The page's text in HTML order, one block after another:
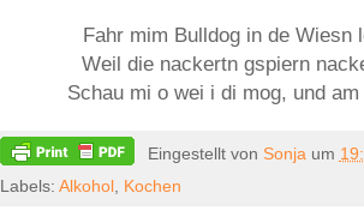
Fahr mim Bulldog in de Wiesn
Weil die nackertn gspiern
Schau mi o wei i di mog, und
Eingestellt von Sonja um
Labels: Alkohol, Kochen